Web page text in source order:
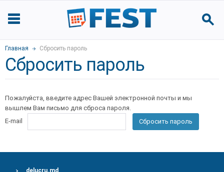
Главная Сбросить пароль
Сбросить пароль
Пожалуйста, введите адрес Вашей электронной почты и мы
вышлем Вам письмо для сброса пароля.
E-mail
Сбросить пароль
delucru.md